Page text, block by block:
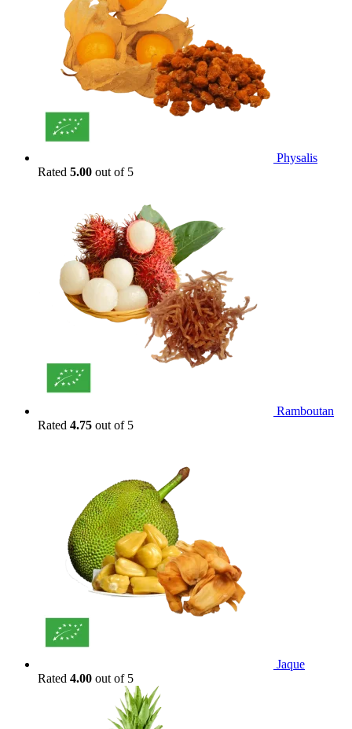
Physalis
Rated 5.00 out of 5
Ramboutan
Rated 4.75 out of 5
Jaque
Rated 4.00 out of 5